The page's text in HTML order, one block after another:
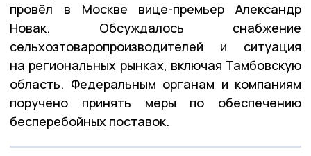
провёл в Москве вице-премьер Александр
Новак. Обсуждалось снабжение
сельхозтоваропроизводителей и ситуация
на региональных рынках, включая Тамбовскую
область. Федеральным органам и компаниям
поручено принять меры по обеспечению
бесперебойных поставок.